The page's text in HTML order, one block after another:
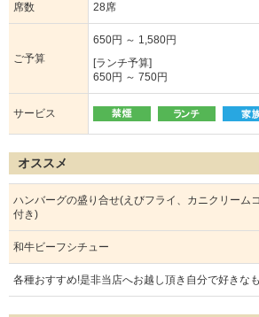
席数 28席
ご予算
650円 ～ 1,580円
[ランチ予算]
650円 ～ 750円
サービス
オススメ
ハンバーグの盛り合せ(えびフライ、カニクリーム
付き)
和牛ビーフシチュー
各種おすすめ!是非当店へお越し頂き自分で好きな